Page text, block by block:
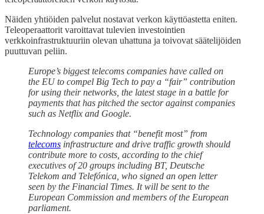
Näiden yhtiöiden palvelut nostavat verkon käyttöastetta eniten.
Teleoperaattorit varoittavat tulevien investointien
verkkoinfrastruktuuriin olevan uhattuna ja toivovat säätelijöiden
puuttuvan peliin.
Europe’s biggest telecoms companies have called on
the EU to compel Big Tech to pay a “fair” contribution
for using their networks, the latest stage in a battle for
payments that has pitched the sector against companies
such as Netflix and Google.
Technology companies that “benefit most” from
telecoms infrastructure and drive traffic growth should
contribute more to costs, according to the chief
executives of 20 groups including BT, Deutsche
Telekom and Telefónica, who signed an open letter
seen by the Financial Times. It will be sent to the
European Commission and members of the European
parliament.